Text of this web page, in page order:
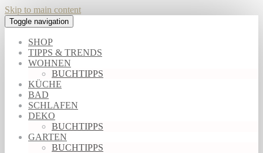
Skip to main content
Toggle navigation
SHOP
TIPPS & TRENDS
WOHNEN
BUCHTIPPS
KÜCHE
BAD
SCHLAFEN
DEKO
BUCHTIPPS
GARTEN
BUCHTIPPS